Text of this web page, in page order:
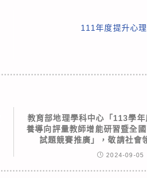
111年度提升心
教育部地理學科中心「113學
養導向評量教師增能研習暨全
試題競賽推廣」，敬請社會
2024-09-05